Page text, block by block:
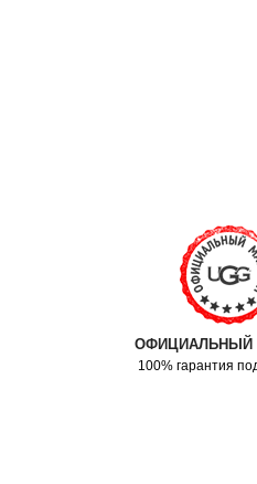
ОФИЦИАЛЬНЫЙ
100% гарантия